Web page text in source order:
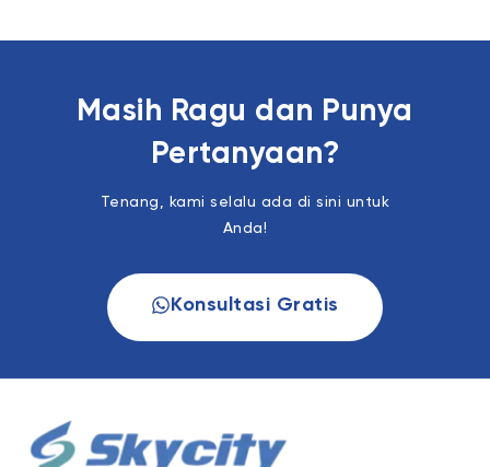
Masih Ragu dan Punya
Pertanyaan?
Tenang, kami selalu ada di sini untuk
Anda!
Konsultasi Gratis